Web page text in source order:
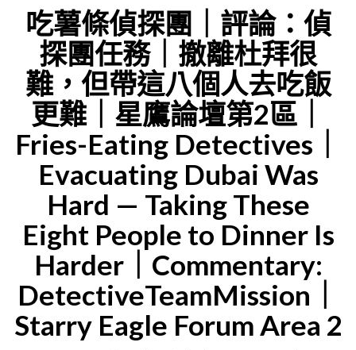
WHILE
WE’RE
DOING
UNPAID
不
了
的
聚
餐！
八
位
食
客
與
他
們
的
飲
吃薯條偵探團｜評論：偵
探團任務｜撤離杜拜很
難，但帶這八個人去吃飯
更難｜星鷹論壇第2區｜
Fries-Eating Detectives｜
Evacuating Dubai Was
Hard — Taking These
Eight People to Dinner Is
Harder｜Commentary:
DetectiveTeamMission｜
Starry Eagle Forum Area 2